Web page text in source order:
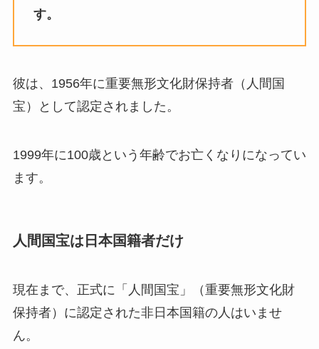
す。
彼は、1956年に重要無形文化財保持者（人間国
宝）として認定されました。
1999年に100歳という年齢でお亡くなりになってい
ます。
人間国宝は日本国籍者だけ
現在まで、正式に「人間国宝」（重要無形文化財
保持者）に認定された非日本国籍の人はいませ
ん。